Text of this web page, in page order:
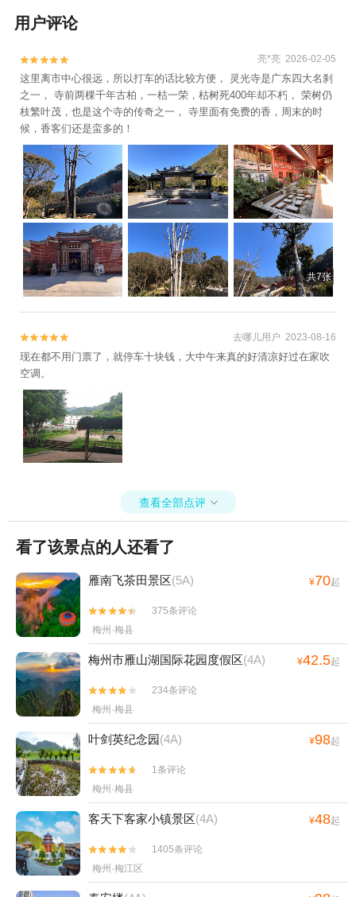
用户评论

 亮*亮 2026-02-05
这里离市中心很远，所以打车的话比较方便， 灵光寺是广东四大名刹
之一， 寺前两棵千年古柏，一枯一荣，枯树死400年却不朽， 荣树仍
枝繁叶茂，也是这个寺的传奇之一， 寺里面有免费的香，周末的时
候，香客们还是蛮多的！
共7张

 去哪儿用户 2023-08-16
现在都不用门票了，就停车十块钱，大中午来真的好清凉好过在家吹
空调。
查看全部点评 
看了该景点的人还看了
雁南飞茶田景区(5A) ¥70起


375条评论
梅州·梅县
梅州市雁山湖国际花园度假区(4A) ¥42.5起


234条评论
梅州·梅县
叶剑英纪念园(4A) ¥98起


1条评论
梅州·梅县
客天下客家小镇景区(4A) ¥48起


1405条评论
梅州·梅江区